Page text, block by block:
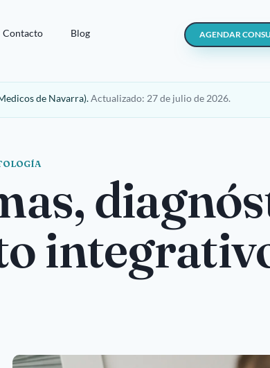
Contacto Blog AGENDAR
de Navarra).Actualizado: 27 de julio de 2026.